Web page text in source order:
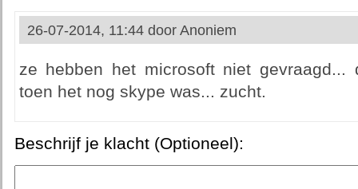
26-07-2014, 11:44 door Anoniem
ze hebben het microsoft niet
toen het nog skype was... zucht.
Beschrijf je klacht (Optioneel):